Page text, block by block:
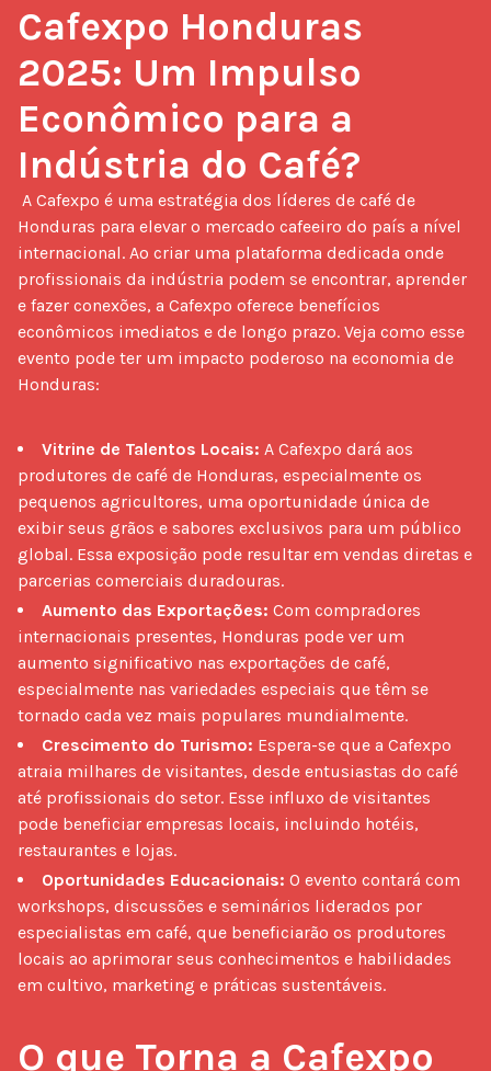
Cafexpo Honduras
2025: Um Impulso
Econômico para a
Indústria do Café?
Honduras para elevar o mercado cafeeiro do país a nível
internacional. Ao criar uma plataforma dedicada onde
profissionais da indústria podem se encontrar, aprender
e fazer conexões, a Cafexpo oferece benefícios
econômicos imediatos e de longo prazo. Veja como esse
evento pode ter um impacto poderoso na economia de
Honduras:
Vitrine de Talentos Locais: A Cafexpo dará aos
produtores de café de Honduras, especialmente os
pequenos agricultores, uma oportunidade única de
exibir seus grãos e sabores exclusivos para um público
global. Essa exposição pode resultar em vendas diretas e
parcerias comerciais duradouras.
Aumento das Exportações: Com compradores
internacionais presentes, Honduras pode ver um
aumento significativo nas exportações de café,
especialmente nas variedades especiais que têm se
tornado cada vez mais populares mundialmente.
Crescimento do Turismo: Espera-se que a Cafexpo
atraia milhares de visitantes, desde entusiastas do café
até profissionais do setor. Esse influxo de visitantes
pode beneficiar empresas locais, incluindo hotéis,
restaurantes e lojas.
Oportunidades Educacionais: O evento contará com
workshops, discussões e seminários liderados por
especialistas em café, que beneficiarão os produtores
locais ao aprimorar seus conhecimentos e habilidades
em cultivo, marketing e práticas sustentáveis.
O que Torna a Cafexpo